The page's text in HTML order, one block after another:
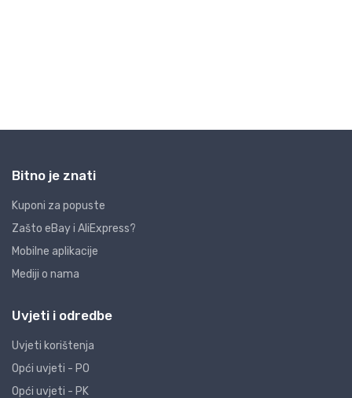
Bitno je znati
Kuponi za popuste
Zašto eBay i AliExpress?
Mobilne aplikacije
Mediji o nama
Uvjeti i odredbe
Uvjeti korištenja
Opći uvjeti - PO
Opći uvjeti - PK